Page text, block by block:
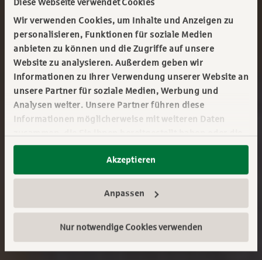
Diese Webseite verwendet Cookies
Wir verwenden Cookies, um Inhalte und Anzeigen zu
personalisieren, Funktionen für soziale Medien
anbieten zu können und die Zugriffe auf unsere
Website zu analysieren. Außerdem geben wir
Informationen zu Ihrer Verwendung unserer Website an
unsere Partner für soziale Medien, Werbung und
Analysen weiter. Unsere Partner führen diese
Informationen möglicherweise mit weiteren Daten
zusammen, die Sie ihnen bereitgestellt haben oder die
sie im Rahmen Ihrer Nutzung der Dienste gesammelt
haben. Sie geben Einwilligung zu unseren Cookies,
wenn Sie unsere Webseite weiterhin nutzen.
Impressum ||Datenschutz
Akzeptieren
Anpassen
Nur notwendige Cookies verwenden